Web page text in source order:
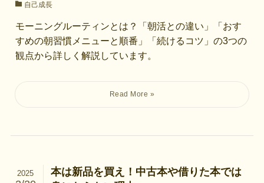
自己成長
モーニングルーティンとは？「朝活との違い」「おす
すめの朝習慣メニューと順番」「続けるコツ」の3つの
観点から詳しく解説しています。
本は新品を買え！中古本や借りた本では
2025